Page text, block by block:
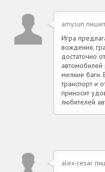
amysun
Игра
вождения,
достаточно
автомобилей
мелкие баги.
транспорт и
приносит
любителей
alex-cesar